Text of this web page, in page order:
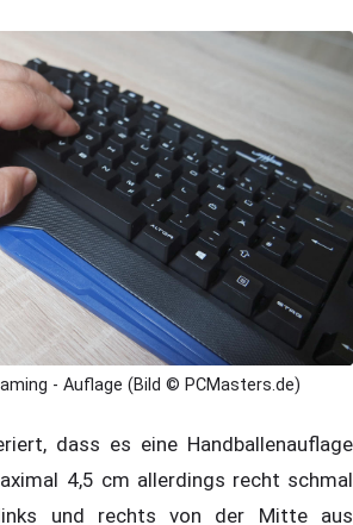
- Auflage (Bild © PCMasters.de)
dass es eine Handballenauflage
4,5 cm allerdings recht schmal
und rechts von der Mitte aus